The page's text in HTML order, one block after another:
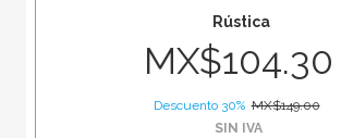
Rústica
MX$104.30
Descuento 30% MX$149.00
SIN IVA